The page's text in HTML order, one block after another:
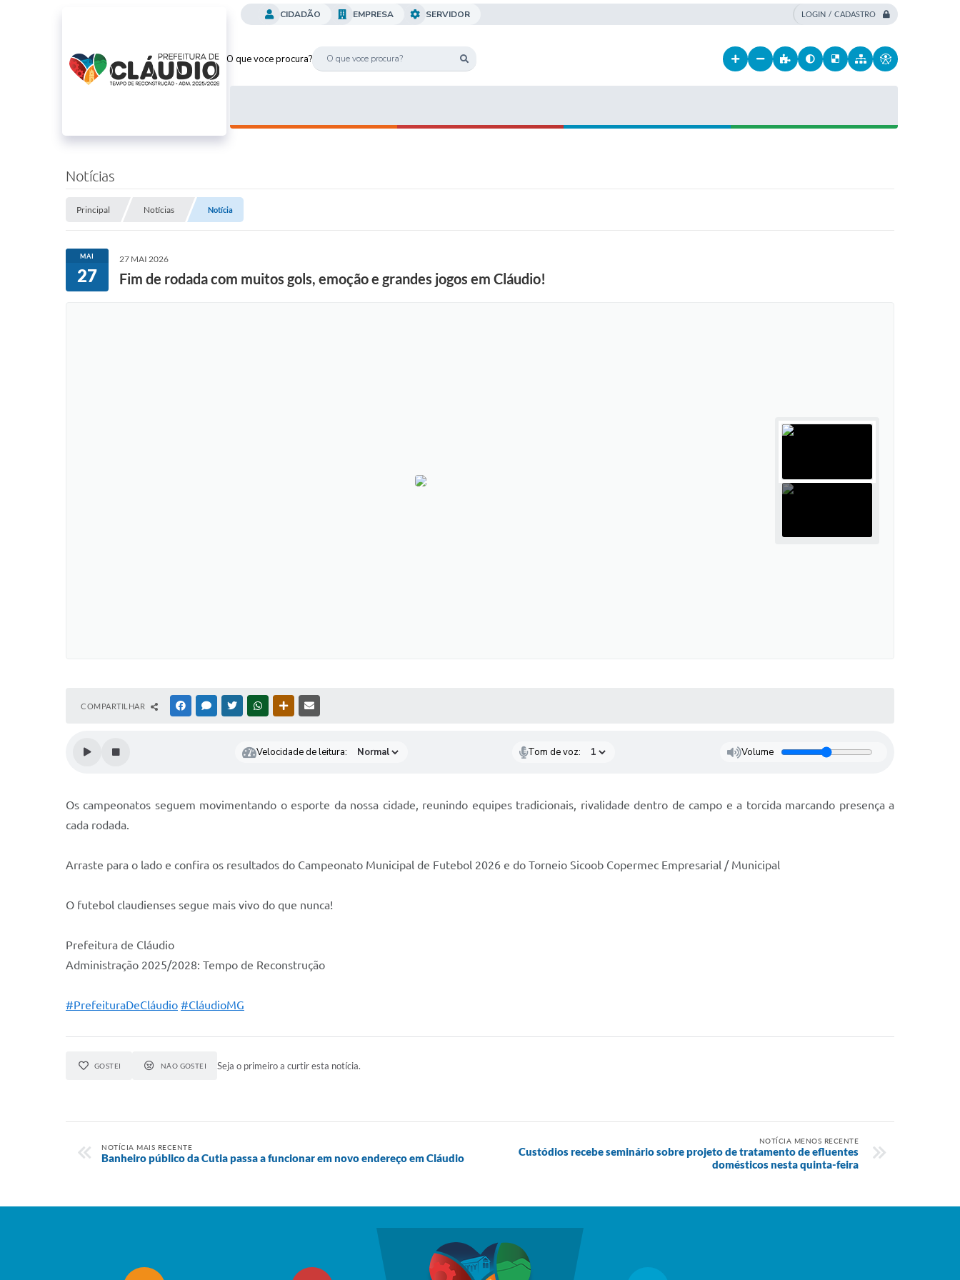
LOGIN / CADASTRO
O que voce procura?
CIDADÃO EMPRESA SERVIDOR
Notícias
Principal Notícias Notícia
MAI
27
27 MAI 2026
Fim de rodada com muitos gols, emoção e grandes jogos em Cláudio!
COMPARTILHAR FACEBOOKMESSENGER
TWITTERWHATSAPPOUTRAS MÍDIAS
Velocidade de leitura: Tom de voz: Volume
Os campeonatos seguem movimentando o esporte da nossa cidade, reunindo equipes tradicionais, rivalidade dentro de campo e a torcida marcando presença a
cada rodada.
Arraste para o lado e confira os resultados do Campeonato Municipal de Futebol 2026 e do Torneio Sicoob Copermec Empresarial / Municipal
O futebol claudienses segue mais vivo do que nunca!
Prefeitura de Cláudio
Administração 2025/2028: Tempo de Reconstrução
#PrefeituraDeCláudio #CláudioMG
GOSTEI NÃO GOSTEI Seja o primeiro a curtir esta notícia.
NOTÍCIA MAIS RECENTE
Banheiro público da Cutia passa a funcionar em novo endereço em Cláudio
NOTÍCIA MENOS RECENTE
Custódios recebe seminário sobre projeto de tratamento de efluentes
domésticos nesta quinta-feira